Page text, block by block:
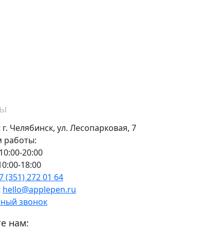
г. Челябинск, ул. Лесопарковая, 7
работы:
20:00
18:00
(351) 272 01 64
hello@applepen.ru
звонок
нам: